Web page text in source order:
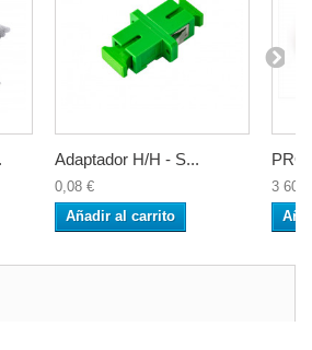
Adaptador H/H - S...
0,08 €
Añadir al carrito
3